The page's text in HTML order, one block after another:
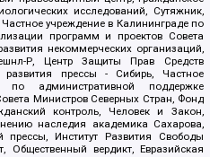
исследований, Сутяжник,
учреждение в Калининграде по
программ и проектов Совета
некоммерческих организаций,
Р, Центр Защиты Прав Средств
прессы - Сибирь, Частное
по административной поддержке
Министров Северных Стран, Фонд
контроль, Человек и Закон,
наследия академика Сахарова,
Институт Развития Свободы
Общественный вердикт, Евразийская